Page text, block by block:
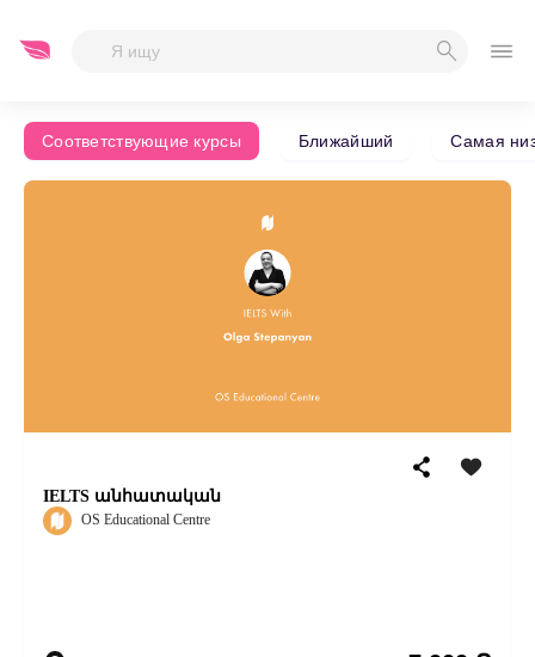
Дата начала
Соответствующие курсы Ближайший Самая
IELTS անհատական
OS Educational Centre